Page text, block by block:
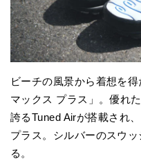
ビーチの風景から着想を
マックス プラス」。優れ
誇るTuned Airが搭載され
プラス。シルバーのスウ
る。